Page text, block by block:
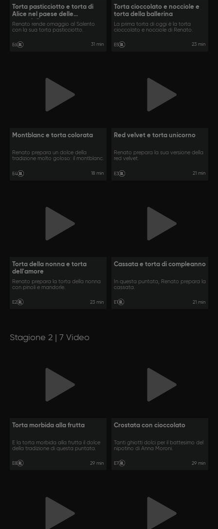
Torta pasticciotto e torta di
Alice nel paese delle
meraviglie
Renato rende omaggio al Salento
con la sua torta pasticciotto.
E6 31 min
Torta cioccolato e nocciole e
torta della ballerina
La prima torta di oggi è la torta
cioccolato e nocciole di Renato.
E5 23 min
Montblanc e torta colorata
Renato prepara un dolce della
tradizione molto goloso: il montblanc.
E4 18 min
Red velvet e torta unicorno
Renato prepara la sua versione della
red velvet.
E3 21 min
Torta della nonna e torta
dell'amore
Renato prepara la torta della nonna
con pinoli e mandorle.
E2 23 min
Cassata e torta di compleanno
In questa puntata, Renato prepara la
cassata.
E1 21 min
Stagione 2 | 7 Video
Torta morbida alla frutta
È la torta morbida alla frutta il dolce
della tradizione di questa puntata.
E8 29 min
Crostata con cioccolato
Tanti ghiotti dolci per il battesimo del
nipotino di Anna Moroni.
E7 29 min